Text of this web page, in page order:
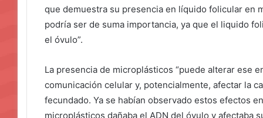
que demuestra su presencia en líquido folicular en
podría ser de suma importancia, ya que el liquido
el óvulo”.
La presencia de microplásticos “puede alterar ese
comunicación celular y, potencialmente, afectar la
fecundado. Ya se habían observado estos efectos
microplásticos dañaba el ADN del óvulo y afectaba